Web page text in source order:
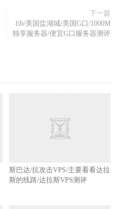
下一篇
fib/美国盐湖城/美国G口/1000M
独享服务器/便宜G口服务器测评
斯巴达/抗攻击VPS/主要看看达拉